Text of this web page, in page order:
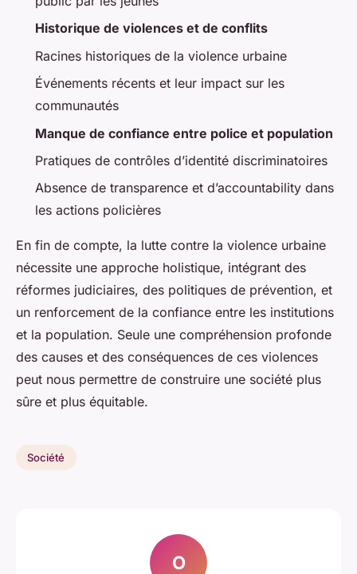
Historique de violences et de conflits
Racines historiques de la violence urbaine
Événements récents et leur impact sur les
communautés
Manque de confiance entre police et population
Pratiques de contrôles d’identité discriminatoires
Absence de transparence et d’accountability dans
les actions policières
En fin de compte, la lutte contre la violence urbaine
nécessite une approche holistique, intégrant des
réformes judiciaires, des politiques de prévention, et
un renforcement de la confiance entre les institutions
et la population. Seule une compréhension profonde
des causes et des conséquences de ces violences
peut nous permettre de construire une société plus
sûre et plus équitable.
Société
O